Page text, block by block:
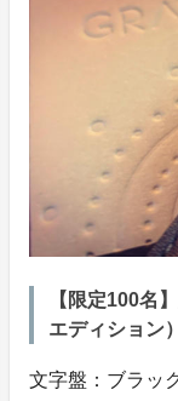
【限定100名
エディション
文字盤：ブラッ